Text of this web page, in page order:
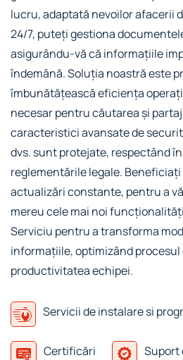
lucru, adaptată nevoilor afacerii
24/7, puteți gestiona
asigurându-vă că informațiile
îndemână. Soluția noastră este
îmbunătățească eficiența
necesar pentru căutarea și
caracteristici avansate de
dvs. sunt protejate, respectând
reglementările legale.
actualizări constante, pentru a
mereu cele mai noi
Serviciu pentru a transforma
informațiile, optimizând
productivitatea echipei.
Servicii de instalare si
Certificări